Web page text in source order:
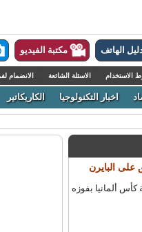
الهاتف مكتبة الفيديو
الاسئلة الشائعة الانضمام
اخبار التكنولوجيا الكاريكاتير
البايرن
ألمانيا بفوزه